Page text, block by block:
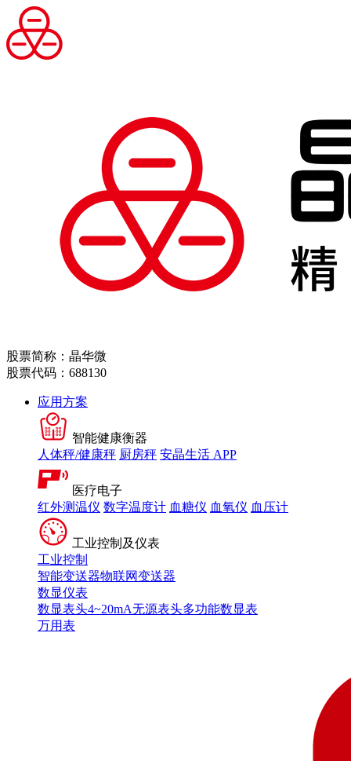
股票简称：晶华微
股票代码：688130
应用方案
智能健康衡器
人体秤/健康秤 厨房秤 安晶生活 APP
医疗电子
红外测温仪 数字温度计 血糖仪 血氧仪 血压计
工业控制及仪表
工业控制
智能变送器物联网变送器
数显仪表
数显表头4~20mA无源表头多功能数显表
万用表